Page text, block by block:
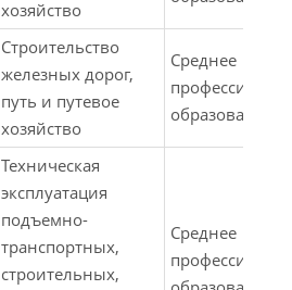
хозяйство
Строительство
железных дорог,
путь и путевое
хозяйство
Среднее
образование
Техническая
эксплуатация
подъемно-
транспортных,
строительных,
Среднее